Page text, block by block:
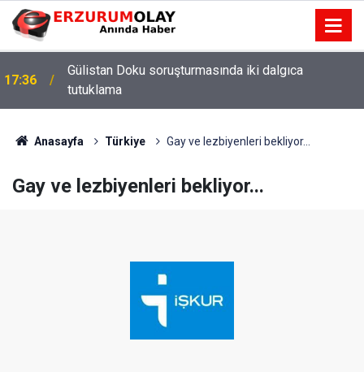
17:36
Gülistan Doku soruşturmasında iki dalgıca
tutuklama
Anasayfa Türkiye Gay ve lezbiyenleri bekliyor...
Gay ve lezbiyenleri bekliyor...